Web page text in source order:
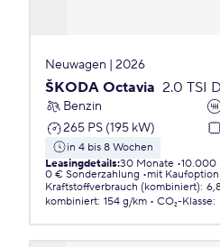
Neuwagen | 2026
ŠKODA Octavia 2.0 TSI
Benzin
265 PS (195 kW)
in 4 bis 8 Wochen
Leasingdetails:30 Monate 10.000
0 € Sonderzahlung
mit Kaufoption
Kraftstoffverbrauch (kombiniert):
kombiniert: 154 g/km CO₂-Klasse: